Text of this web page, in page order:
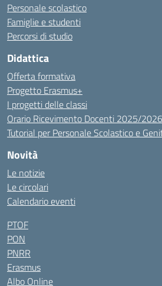
Personale scolastico
Famiglie e studenti
Percorsi di studio
Didattica
Offerta formativa
Progetto Erasmus+
I progetti delle classi
Orario Ricevimento Docenti 2025/2026
Tutorial per Personale Scolastico e
Novità
Le notizie
Le circolari
Calendario eventi
PTOF
PON
PNRR
Erasmus
Albo Online